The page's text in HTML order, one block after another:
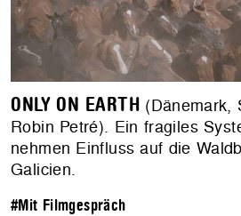
ONLY ON EARTH (Dänemark,
Robin Petré). Ein fragiles
nehmen Einfluss auf die
Galicien.
#Mit Filmgespräch